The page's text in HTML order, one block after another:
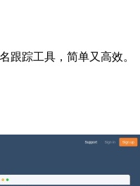
跟踪工具，简单又高效。